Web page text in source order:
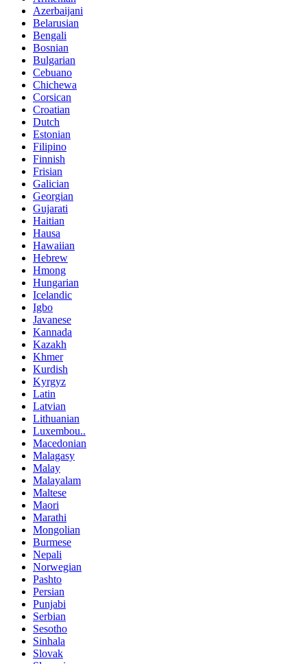
Azerbaijani
Belarusian
Bengali
Bosnian
Bulgarian
Cebuano
Chichewa
Corsican
Croatian
Dutch
Estonian
Filipino
Finnish
Frisian
Galician
Georgian
Gujarati
Haitian
Hausa
Hawaiian
Hebrew
Hmong
Hungarian
Icelandic
Igbo
Javanese
Kannada
Kazakh
Khmer
Kurdish
Kyrgyz
Latin
Latvian
Lithuanian
Luxembou..
Macedonian
Malagasy
Malay
Malayalam
Maltese
Maori
Marathi
Mongolian
Burmese
Nepali
Norwegian
Pashto
Persian
Punjabi
Serbian
Sesotho
Sinhala
Slovak